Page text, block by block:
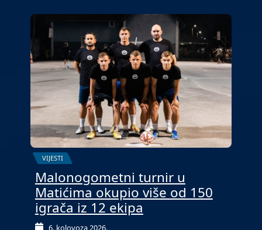
VIJESTI
Malonogometni turnir u
Matićima okupio više od 150
igrača iz 12 ekipa